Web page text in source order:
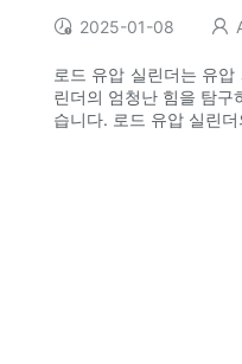
2025-01-08
로드 유압 실린더는 유
린더의 엄청난 힘을 탐구
습니다. 로드 유압 실린